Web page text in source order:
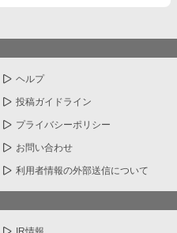
ヘルプ
投稿ガイドライン
プライバシーポリシー
お問い合わせ
利用者情報の外部送信について